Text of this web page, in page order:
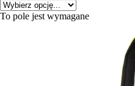
To pole jest wymagane